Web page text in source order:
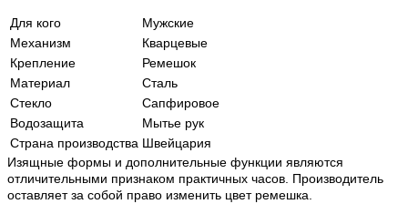
Для кого
Мужские
Механизм
Кварцевые
Крепление
Ремешок
Материал
Сталь
Стекло
Сапфировое
Водозащита
Мытье рук
Страна производства Швейцария
Изящные формы и дополнительные функции являются
отличительными признаком практичных часов. Производитель
оставляет за собой право изменить цвет ремешка.